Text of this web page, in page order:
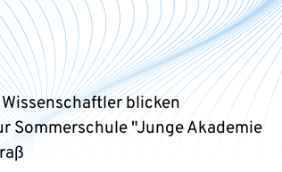
blicken
Sommerschule "Junge Akademie